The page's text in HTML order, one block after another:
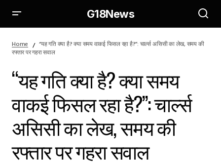
G18News
की रफ्तार पर गहरा सवाल
Home
“यह गति क्या है? क्या समय वाकई फिसल रहा है?”: चार्ल्स असिसी का लेख, समय की
रफ्तार पर गहरा सवाल
“यह गति क्या है? क्या समय
वाकई फिसल रहा है?”: चार्ल्स
असिसी का लेख, समय की
रफ्तार पर गहरा सवाल